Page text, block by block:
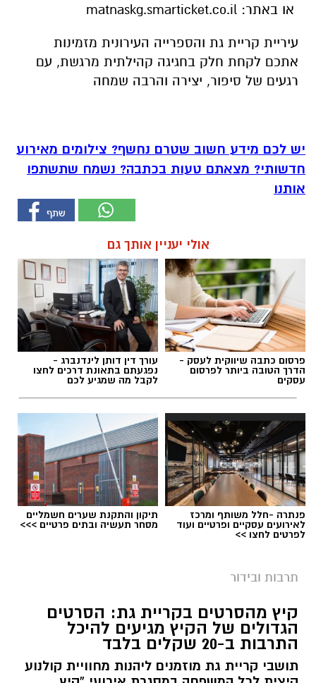
או באתר: matnaskg.smarticket.co.il
עיריית קריית גת והספרייה העירונית מזמינות
אתכם לקחת חלק בחגיגה קהילתית מרגשת, עם
רגעים של סיפור, יצירה והרבה שמחה
יש לכם מידע חשוב שטרם נחשף? צילומים מאירוע
חדשותי? מצאתם טעות בכתבה? נשמח שתשתפו
אותנו
אולי יעניין אותך גם
פרסום כתבה שיווקית לעסק -
הדרך הטובה ביותר לפרסום
עסקים
עורך דין דותן לינדנברג -
נפגעתם בתאונת דרכים לחצו
לקבל מה שמגיע לכם
פנתרה -חלל משותף ומרכז
לאירועים עסקיים ופרטיים ועוד
לפרטים לחצו >>
תיקון והתקנת שערים חשמליים
מסחר תעשיה ובתים פרטיים >>>
תרבות ובידור
קיץ מהסרטים בקריית גת: הסרטים
הגדולים של הקיץ מגיעים להיכל
התרבות ב-20 שקלים בלבד
תושבי קריית גת מוזמנים ליהנות מחוויית קולנוע